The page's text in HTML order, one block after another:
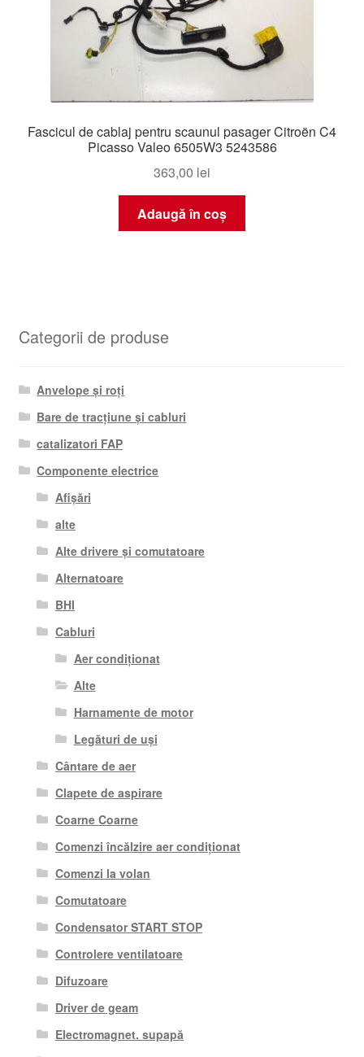
Fascicul de cablaj pentru scaunul pasager Citroën C4
Picasso Valeo 6505W3 5243586
363,00 lei
Adaugă în coș
Categorii de produse
Anvelope și roți
Bare de tracțiune și cabluri
catalizatori FAP
Componente electrice
Afișări
alte
Alte drivere și comutatoare
Alternatoare
BHI
Cabluri
Aer condiționat
Alte
Harnamente de motor
Legături de uși
Cântare de aer
Clapete de aspirare
Coarne Coarne
Comenzi încălzire aer condiționat
Comenzi la volan
Comutatoare
Condensator START STOP
Controlere ventilatoare
Difuzoare
Driver de geam
Electromagnet. supapă